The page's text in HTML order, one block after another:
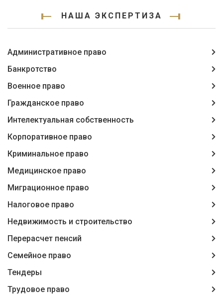
НАША ЭКСПЕРТИЗА
Административное право
Банкротство
Военное право
Гражданское право
Интелектуальная собственность
Корпоративное право
Криминальное право
Медицинское право
Миграционное право
Налоговое право
Недвижимость и строительство
Перерасчет пенсий
Семейное право
Тендеры
Трудовое право